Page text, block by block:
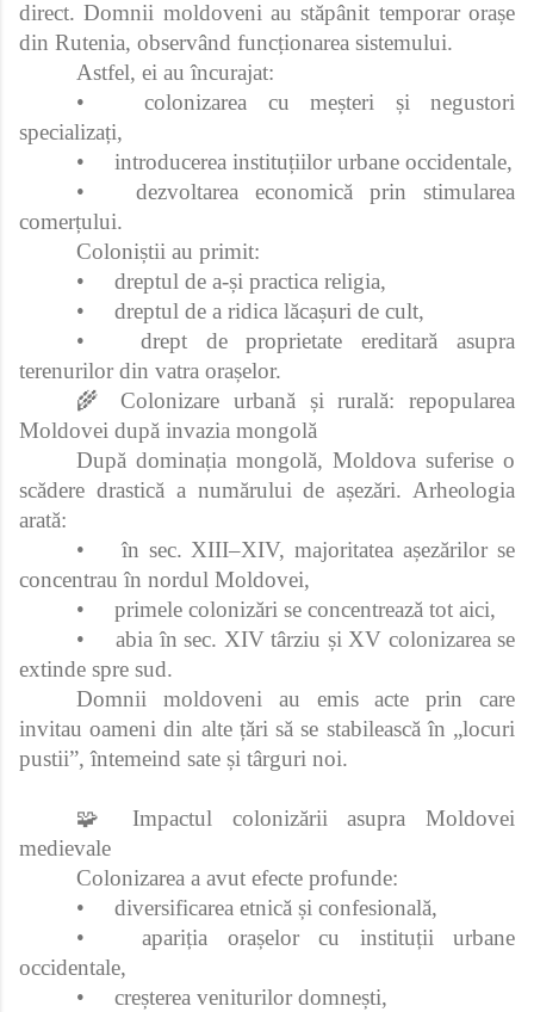
direct. Domnii moldoveni au stăpânit temporar orașe
din Rutenia, observând funcționarea sistemului.
Astfel, ei au încurajat:
•
colonizarea cu meșteri și negustori
specializați,
•
introducerea instituțiilor urbane occidentale,
•
dezvoltarea economică prin stimularea
comerțului.
Coloniștii au primit:
•
dreptul de a‑și practica religia,
•
dreptul de a ridica lăcașuri de cult,
•
drept de proprietate ereditară asupra
terenurilor din vatra orașelor.
🌾 Colonizare urbană și rurală: repopularea
Moldovei după invazia mongolă
După dominația mongolă, Moldova suferise o
scădere drastică a numărului de așezări. Arheologia
arată:
•
în sec. XIII–XIV, majoritatea așezărilor se
concentrau în nordul Moldovei,
•
primele colonizări se concentrează tot aici,
•
abia în sec. XIV târziu și XV colonizarea se
extinde spre sud.
Domnii moldoveni au emis acte prin care
invitau oameni din alte țări să se stabilească în „locuri
pustii”, întemeind sate și târguri noi.
🧩 Impactul colonizării asupra Moldovei
medievale
Colonizarea a avut efecte profunde:
•
diversificarea etnică și confesională,
•
apariția orașelor cu instituții urbane
occidentale,
•
creșterea veniturilor domnești,